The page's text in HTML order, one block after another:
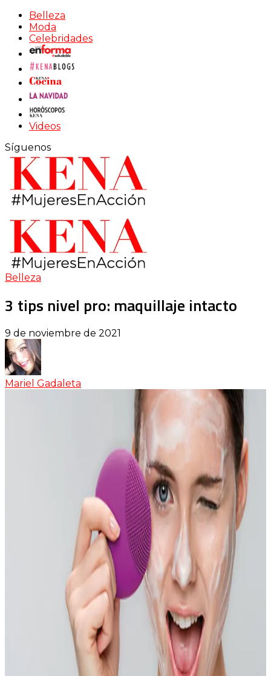
Belleza
Moda
Celebridades
Videos
Síguenos
Belleza
3 tips nivel pro: maquillaje intacto
9 de noviembre de 2021
Mariel Gadaleta